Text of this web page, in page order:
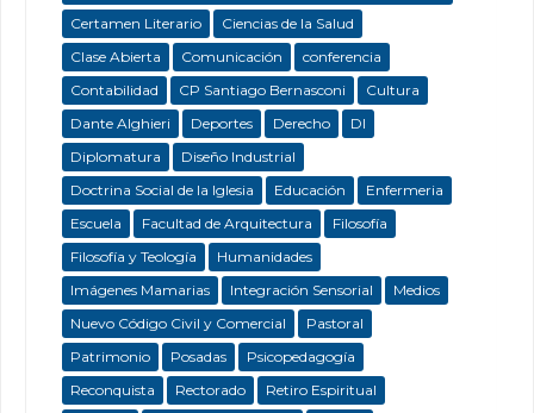
Certamen Literario
Ciencias de la Salud
Clase Abierta
Comunicación
conferencia
Contabilidad
CP Santiago Bernasconi
Cultura
Dante Alghieri
Deportes Derecho
DI
Diplomatura
Diseño Industrial
Doctrina Social de la Iglesia
Educación
Enfermeria
Escuela
Facultad de Arquitectura
Filosofía
Filosofía y Teología
Humanidades
Imágenes Mamarias
Integración Sensorial
Medios
Nuevo Código Civil y Comercial
Pastoral
Patrimonio
Posadas
Psicopedagogía
Reconquista
Rectorado
Retiro Espiritual